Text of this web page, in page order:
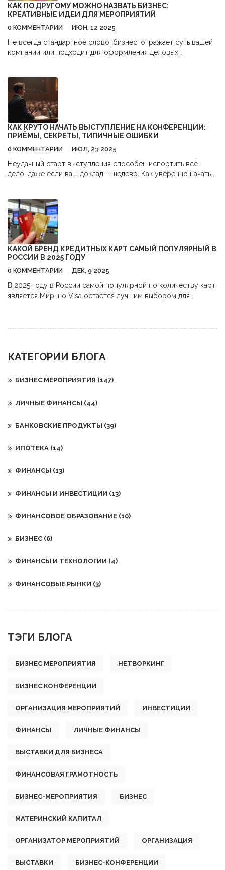
КАК ПО ДРУГОМУ МОЖНО НАЗВАТЬ БИЗНЕС:
КРЕАТИВНЫЕ ИДЕИ ДЛЯ МЕРОПРИЯТИЙ
0 КОММЕНТАРИИ ИЮН, 12 2025
Не всегда стандартное слово 'бизнес' отражает суть вашей
компании или подходит для оформления деловых
и России, и зачем вообще искать другие варианты. Будет
много примеров, советы для корпоративных событий и
короткие объяснения фишек каждой идеи. Прочитав,
сможете подобрать яркое и понятное название для вашего
мероприятия или даже всей компании. Практические советы
и идеи — всё в одном месте.
КАК КРУТО НАЧАТЬ ВЫСТУПЛЕНИЕ НА КОНФЕРЕНЦИИ:
ПРИЁМЫ, СЕКРЕТЫ, ТИПИЧНЫЕ ОШИБКИ
0 КОММЕНТАРИИ ИЮЛ, 23 2025
Неудачный старт выступления способен испортить всё
дело, даже если ваш доклад – шедевр. Как уверенно начать
КАКОЙ БРЕНД КРЕДИТНЫХ КАРТ САМЫЙ ПОПУЛЯРНЫЙ В
РОССИИ В 2025 ГОДУ
0 КОММЕНТАРИИ ДЕК, 9 2025
В 2025 году в России самой популярной по количеству карт
является Мир, но Visa остается лучшим выбором для
КАТЕГОРИИ БЛОГА
БИЗНЕС МЕРОПРИЯТИЯ (147)
ЛИЧНЫЕ ФИНАНСЫ (44)
БАНКОВСКИЕ ПРОДУКТЫ (39)
ИПОТЕКА (14)
ФИНАНСЫ (13)
ФИНАНСЫ И ИНВЕСТИЦИИ (13)
ФИНАНСОВОЕ ОБРАЗОВАНИЕ (10)
БИЗНЕС (6)
ФИНАНСЫ И ТЕХНОЛОГИИ (4)
ФИНАНСОВЫЕ РЫНКИ (3)
ТЭГИ БЛОГА
БИЗНЕС МЕРОПРИЯТИЯ НЕТВОРКИНГ
БИЗНЕС КОНФЕРЕНЦИИ
ОРГАНИЗАЦИЯ МЕРОПРИЯТИЙ ИНВЕСТИЦИИ
ФИНАНСЫ ЛИЧНЫЕ ФИНАНСЫ
ВЫСТАВКИ ДЛЯ БИЗНЕСА
ФИНАНСОВАЯ ГРАМОТНОСТЬ
БИЗНЕС-МЕРОПРИЯТИЯ БИЗНЕС
МАТЕРИНСКИЙ КАПИТАЛ
ОРГАНИЗАТОР МЕРОПРИЯТИЙ ОРГАНИЗАЦИЯ
ВЫСТАВКИ БИЗНЕС-КОНФЕРЕНЦИИ